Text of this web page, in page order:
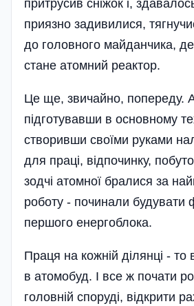
притрусив сні­жок і,
приязно задивилися,
до головного майданчика,
стане атомний реактор.
Це ще, звичайно, попереду.
підготувавши в основному
створивши своїми руками
для праці, відпочинку,
зодчі атомної бралися за
роботу - починали будувати
першого енергоблока.
Праця на кожній ділянці - то
в атомобуд. І все ж почати
головній споруді, відкрити